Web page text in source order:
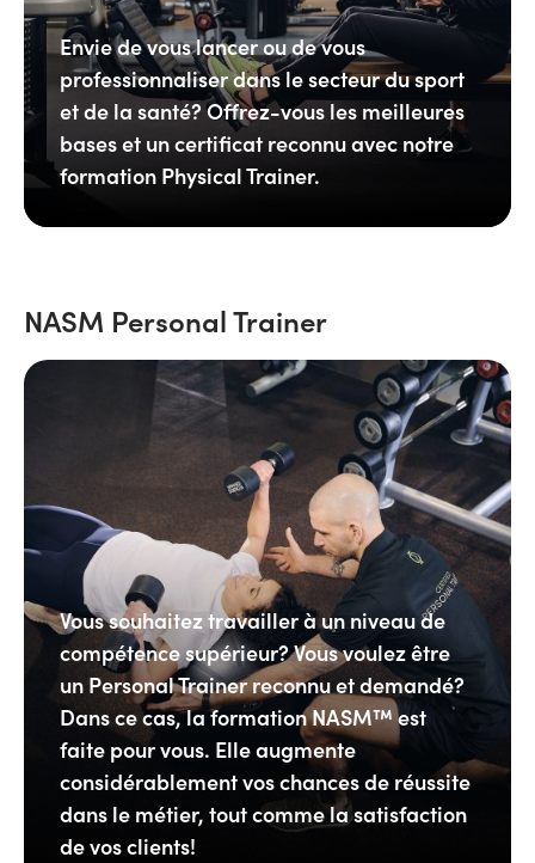
Envie de vous lancer ou de vous
professionnaliser dans le secteur du sport
et de la santé? Offrez-vous les meilleures
bases et un certificat reconnu avec notre
formation Physical Trainer.
NASM Personal Trainer
Vous souhaitez travailler à un niveau de
compétence supérieur? Vous voulez être
un Personal Trainer reconnu et demandé?
Dans ce cas, la formation NASM™ est
faite pour vous. Elle augmente
considérablement vos chances de réussite
dans le métier, tout comme la satisfaction
de vos clients!